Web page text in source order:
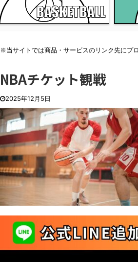
※当サイトでは商品・サービスのリンク先にプ
NBAチケット観戦
2025年12月5日